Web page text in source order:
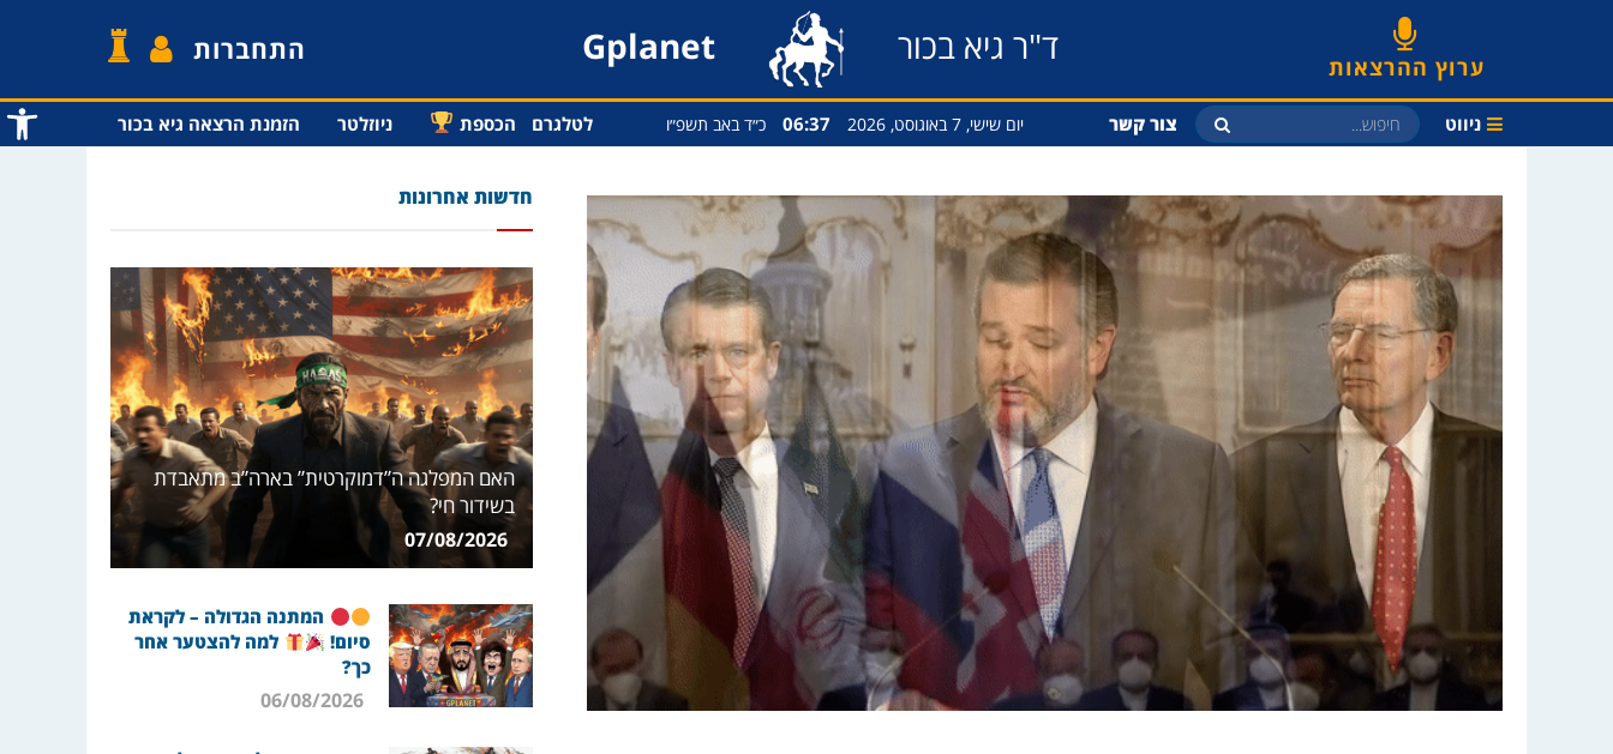
פתח
ערוץ ההרצאות ד"ר גיא בכור Gplanet התחברות
ניווט צור קשר יום שישי, 7 באוגוסט, 2026 06:37 כ״ד באב תשפ״ו לטלגרם הכספת ניוזלטר הזמנת הרצאה גיא בכור
חדשות אחרונות
האם המפלגה ה”דמוקרטית” בארה”ב מתאבדת
בשידור חי?
07/08/2026
המתנה הגדולה – לקראת
סיום!
למה להצטער אחר
כך?
06/08/2026